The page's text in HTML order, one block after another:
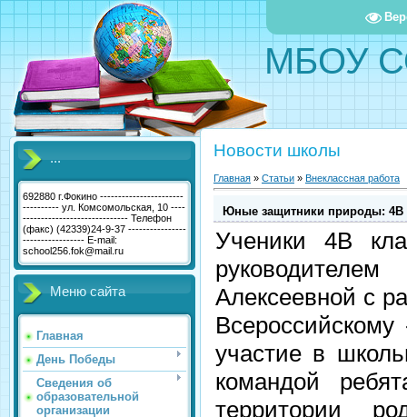
МБОУ
...
692880 г.Фокино -----------------------
---------- ул. Комсомольская, 10 ----
----------------------------- Телефон
(факс) (42339)24-9-37 ----------------
----------------- E-mail:
school256.fok@mail.ru
Меню сайта
Главная
День Победы
Сведения об
образовательной
организации
Новости школы
Главная » Статьи » Внеклассная работа
Юные защитники природы: 4В
Ученики 4В
Алексеевной с
участие в
командой
территории